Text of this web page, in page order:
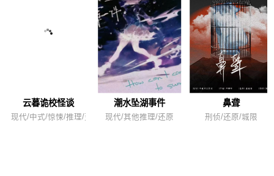
云暮诡校怪谈
现代/中式/惊悚/推理/变格
潮水坠湖事件
现代/其他推理/还原
鼻聋
刑侦/还原/城限